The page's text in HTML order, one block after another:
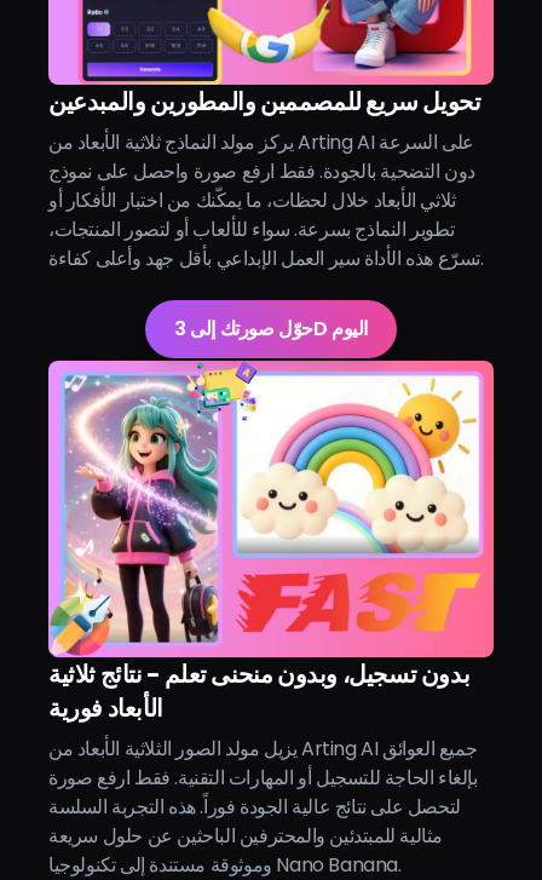
تحويل سريع للمصممين والمطورين والمبدعين
يركز مولد النماذج ثلاثية الأبعاد من Arting AI على السرعة
دون التضحية بالجودة. فقط ارفع صورة واحصل على نموذج
ثلاثي الأبعاد خلال لحظات، ما يمكّنك من اختبار الأفكار أو
تطوير النماذج بسرعة. سواء للألعاب أو لتصور المنتجات،
تسرّع هذه الأداة سير العمل الإبداعي بأقل جهد وأعلى كفاءة.
حوّل صورتك إلى 3D اليوم
بدون تسجيل، وبدون منحنى تعلم - نتائج ثلاثية
الأبعاد فورية
يزيل مولد الصور الثلاثية الأبعاد من Arting AI جميع العوائق
بإلغاء الحاجة للتسجيل أو المهارات التقنية. فقط ارفع صورة
لتحصل على نتائج عالية الجودة فوراً. هذه التجربة السلسة
مثالية للمبتدئين والمحترفين الباحثين عن حلول سريعة
وموثوقة مستندة إلى تكنولوجيا Nano Banana.